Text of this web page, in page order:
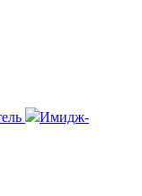
Имидж-